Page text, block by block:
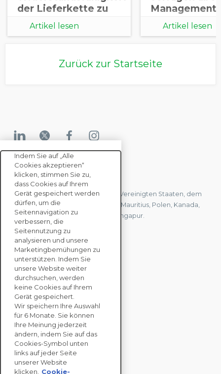
der Lieferkette zu
stärken
Artikel lesen Artikel lesen
Zurück zur Startseite
KONTAKTIEREN SIE UNS
Wir haben Büros in Frankreich, den Vereinigten Staaten, dem
Vereinigten Königreich, Hongkong, Mauritius, Polen, Kanada,
Deutschland, Japan, Spanien und Singapur.
KONTAKTIEREN SIE
UNS
UNTERNEHMENS
LÖSUNGEN
NACHHALTIGKEITS
BEWERTUNGEN
RESSOURCEN
ÜBER
Indem Sie auf „Alle
Cookies akzeptieren“
klicken, stimmen Sie zu,
dass Cookies auf Ihrem
Gerät gespeichert werden
dürfen, um die
Seitennavigation zu
verbessern, die
Seitennutzung zu
analysieren und unsere
Marketingbemühungen zu
unterstützen. Indem Sie
unsere Website weiter
durchsuchen, werden
keine Cookies auf Ihrem
Gerät gespeichert.
Wir speichern Ihre Auswahl
für 6 Monate. Sie können
Ihre Meinung jederzeit
ändern, indem Sie auf das
Cookies-Symbol unten
links auf jeder Seite
unserer Website
klicken.
Cookie-